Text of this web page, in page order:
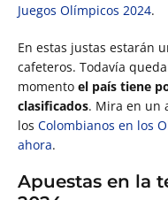
Juegos Olímpicos 2024.
En estas justas estarán
cafeteros. Todavía
momento el país tiene
clasificados. Mira en un
los Colombianos en los
ahora.
Apuestas en la